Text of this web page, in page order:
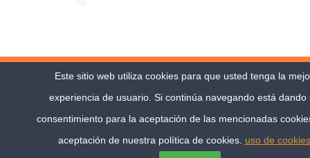
©2017 Progrial |Aviso Legal
Este sitio web utiliza cookies para que usted tenga la
experiencia de usuario. Si continúa navegando está dando
consentimiento para la aceptación de las mencionadas
aceptación de nuestra política de cookies. uso de cookies